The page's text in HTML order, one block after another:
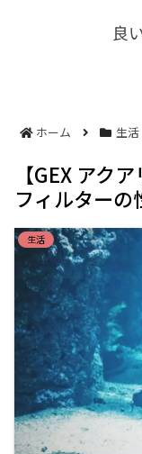
良
ホーム 生活
【GEX アク
フィルターの
生活